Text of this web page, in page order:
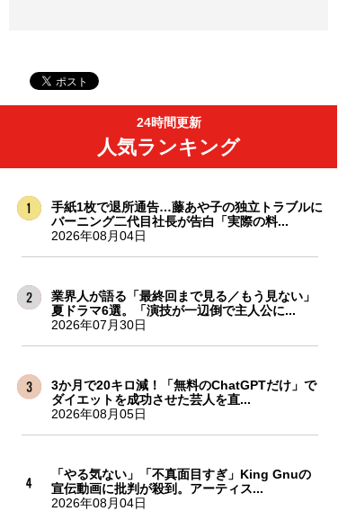
24時間更新
人気ランキング
手紙1枚で退所通告…藤あや子の独立トラブルに
バーニング二代目社長が告白「実際の料...
2026年08月04日
業界人が語る「最終回まで見る／もう見ない」
夏ドラマ6選。「演技が一辺倒で主人公に...
2026年07月30日
3か月で20キロ減！「無料のChatGPTだけ」で
ダイエットを成功させた芸人を直...
2026年08月05日
「やる気ない」「不真面目すぎ」King Gnuの
宣伝動画に批判が殺到。アーティス...
2026年08月04日